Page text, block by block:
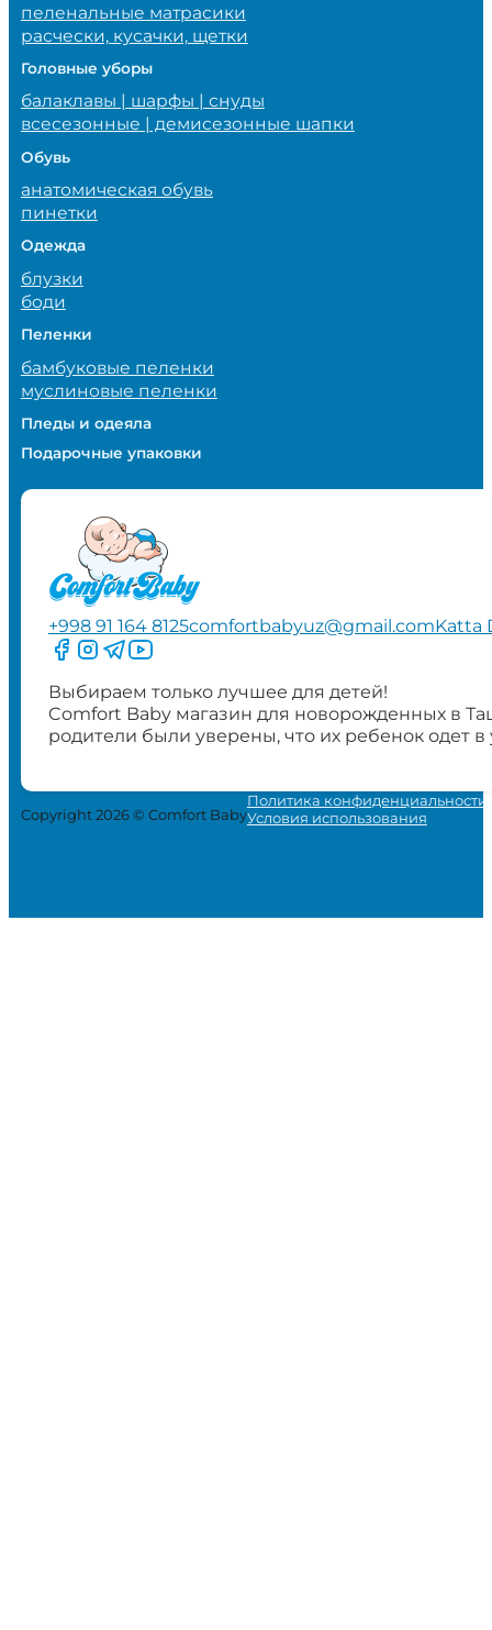
пеленальные матрасики
расчески, кусачки, щетки
Головные уборы
балаклавы | шарфы | снуды
всесезонные | демисезонные шапки
Обувь
анатомическая обувь
пинетки
Одежда
блузки
боди
Пеленки
бамбуковые пеленки
муслиновые пеленки
Пледы и одеяла
Подарочные упаковки
+998 91 164 8125comfortbabyuz@gmail.comKatta
Следите за нами на Facebook
Следите за нами в Instagram
Следите за нами в Telegram
Следите за нами в YouTube
Выбираем только лучшее для детей!
Comfort Baby магазин для новорожденных в
родители были уверены, что их ребенок одет
Copyright 2026 © Comfort Baby
Политика конфиденциальности
Условия использования